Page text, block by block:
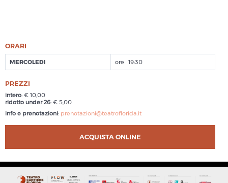
ORARI
MERCOLEDI 19:30
PREZZI
intero: € 10,00
ridotto under 26: € 5,00
info e prenotazioni: prenotazioni@teatroflorida.it
ACQUISTA ONLINE